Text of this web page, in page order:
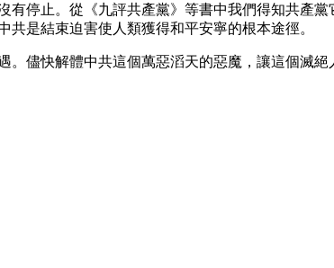
停止。從《九評共產黨》等書中我們得知共產
是結束迫害使人類獲得和平安寧的根本途徑。
儘快解體中共這個萬惡滔天的惡魔，讓這個滅